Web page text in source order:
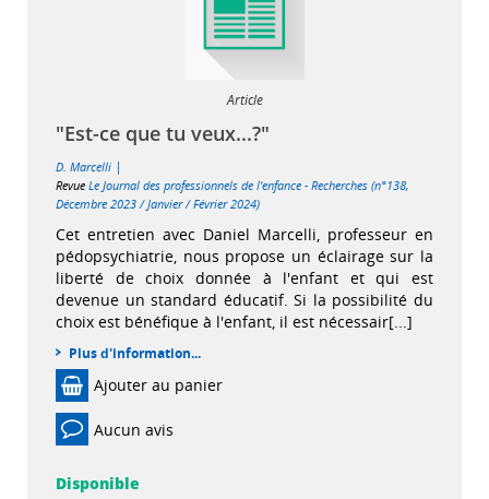
Article
"Est-ce que tu veux...?"
D. Marcelli |
Revue Le Journal des professionnels de l'enfance - Recherches (n°138,
Décembre 2023 / Janvier / Février 2024)
Cet entretien avec Daniel Marcelli, professeur en
pédopsychiatrie, nous propose un éclairage sur la
liberté de choix donnée à l'enfant et qui est
devenue un standard éducatif. Si la possibilité du
choix est bénéfique à l'enfant, il est nécessair[...]
Plus d'information...
Ajouter au panier
Aucun avis
Disponible